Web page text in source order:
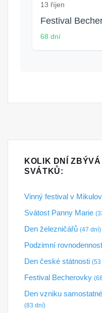
13 říjen
Festival
68 dní
KOLIK DNÍ
SVÁTKŮ:
Vinný festival v
Svátost Panny Marie
Den železničářů (47 dní)
Podzimní rovnodennost
Den české státnosti
Festival Becherovky
Den vzniku
(83 dní)